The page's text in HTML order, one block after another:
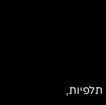
שכונת תלפיות,